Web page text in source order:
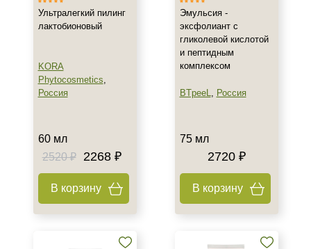
Гладкость
Обновление клеток
Область применения
Лицо
Тело
Ультралегкий пилинг
лактобионовый
KORA
Phytocosmetics,
Россия
60 мл
2520 ₽
2268 ₽
В корзину
Эмульсия -
эксфолиант с
гликолевой кислотой
и пептидным
комплексом
BTpeeL, Россия
75 мл
2720 ₽
В корзину